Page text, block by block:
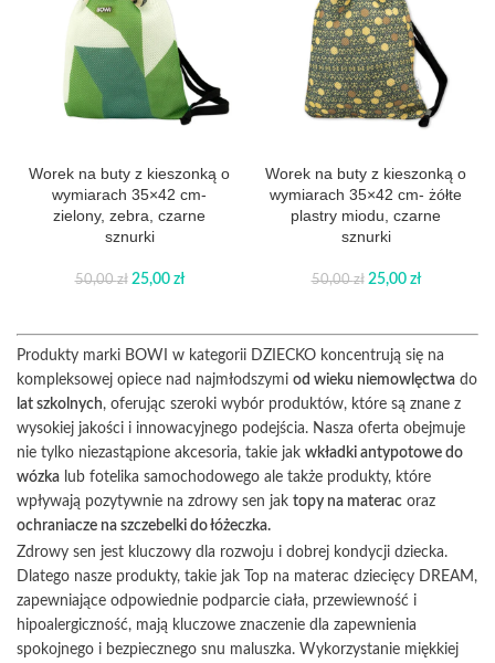
Worek na buty z kieszonką o
wymiarach 35×42 cm-
zielony, zebra, czarne
sznurki
50,00zł 25,00 zł
Worek na buty z kieszonką o
wymiarach 35×42 cm- żółte
plastry miodu, czarne
sznurki
50,00zł 25,00 zł
Produkty marki BOWI w kategorii DZIECKO koncentrują się na
kompleksowej opiece nad najmłodszymi od wieku niemowlęctwa do
lat szkolnych, oferując szeroki wybór produktów, które są znane z
wysokiej jakości i innowacyjnego podejścia. Nasza oferta obejmuje
nie tylko niezastąpione akcesoria, takie jak wkładki antypotowe do
wózka lub fotelika samochodowego ale także produkty, które
wpływają pozytywnie na zdrowy sen jak topy na materac oraz
ochraniacze na szczebelki do łóżeczka.
Zdrowy sen jest kluczowy dla rozwoju i dobrej kondycji dziecka.
Dlatego nasze produkty, takie jak Top na materac dziecięcy DREAM,
zapewniające odpowiednie podparcie ciała, przewiewność i
hipoalergiczność, mają kluczowe znaczenie dla zapewnienia
spokojnego i bezpiecznego snu maluszka. Wykorzystanie miękkiej